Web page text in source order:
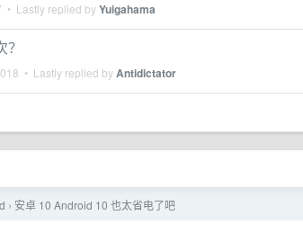
• Lastly replied byYuigahama
• Lastly replied byAntidictator
› 安卓 10 Android 10 也太省电了吧